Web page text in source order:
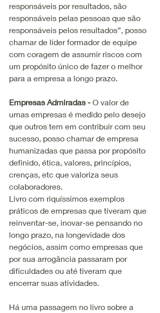
responsáveis por resultados, são
responsáveis pelas pessoas que são
responsáveis pelos resultados”, posso
chamar de líder formador de equipe
com coragem de assumir riscos com
um propósito único de fazer o melhor
para a empresa a longo prazo.
Empresas Admiradas - O valor de
umas empresas é medido pelo desejo
que outros tem em contribuir com seu
sucesso, posso chamar de empresa
humanizadas que passa por propósito
definido, ética, valores, princípios,
crenças, etc que valoriza seus
colaboradores.
Livro com riquíssimos exemplos
práticos de empresas que tiveram que
reinventar-se, inovar-se pensando no
longo prazo, na longevidade dos
negócios, assim como empresas que
por sua arrogância passaram por
dificuldades ou até tiveram que
encerrar suas atividades.
Há uma passagem no livro sobre a